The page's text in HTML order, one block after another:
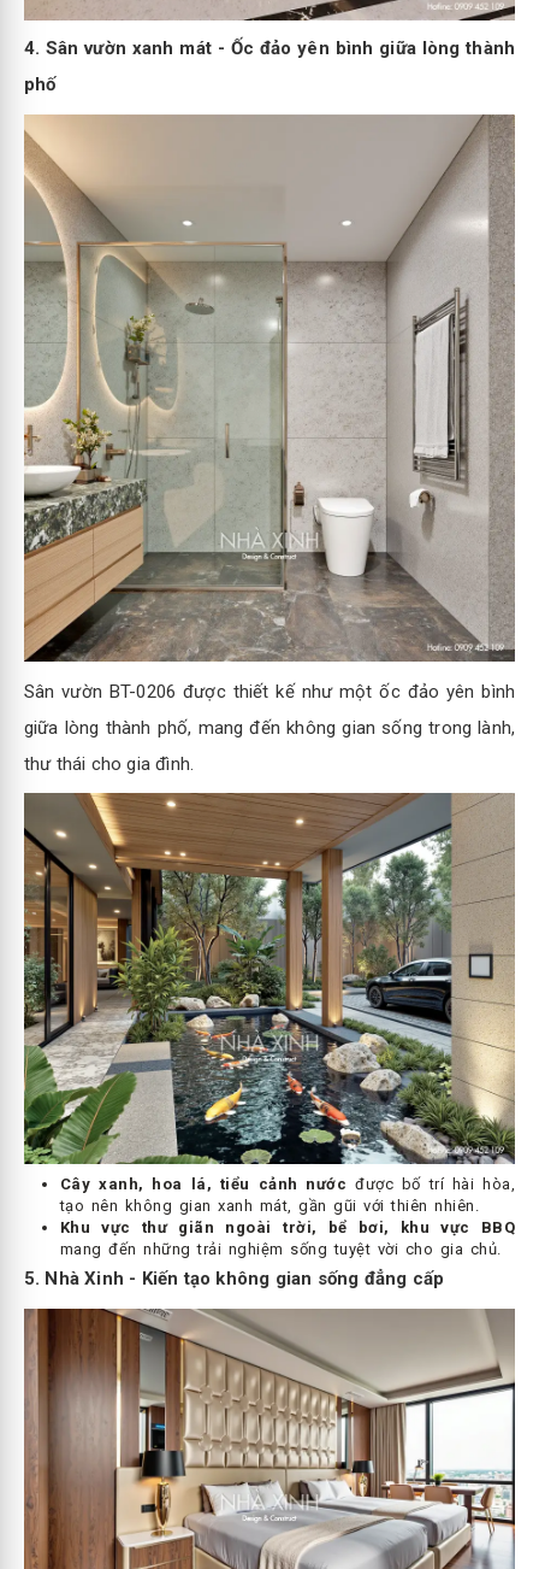
4. Sân vườn xanh mát - Ốc đảo yên bình giữa lòng thành
phố
Sân vườn BT-0206 được thiết kế như một ốc đảo yên bình
giữa lòng thành phố, mang đến không gian sống trong lành,
thư thái cho gia đình.
Cây xanh, hoa lá, tiểu cảnh nước được bố trí hài hòa,
tạo nên không gian xanh mát, gần gũi với thiên nhiên.
Khu vực thư giãn ngoài trời, bể bơi, khu vực BBQ
mang đến những trải nghiệm sống tuyệt vời cho gia chủ.
5. Nhà Xinh - Kiến tạo không gian sống đẳng cấp